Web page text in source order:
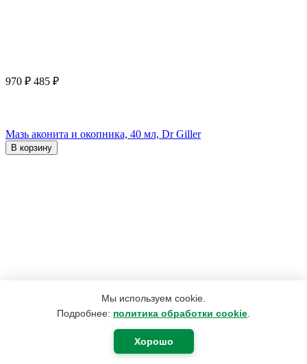
Мы используем cookie.
Подробнее: политика обработки cookie
Хорошо
970 ₽ 485 ₽
Мазь аконита и окопника, 40 мл, Dr Giller
В корзину